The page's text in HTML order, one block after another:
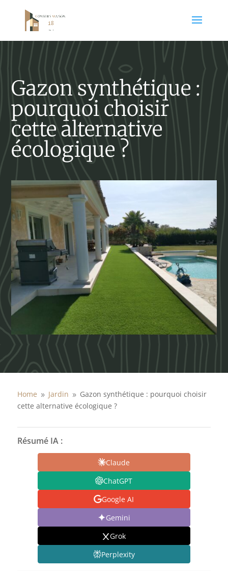
Gazon synthétique :
pourquoi choisir
cette alternative
écologique ?
Home 9 Jardin 9 Gazon synthétique : pourquoi choisir
cette alternative écologique ?
Résumé IA :
Claude
ChatGPT
Google AI
Gemini
Grok
Perplexity